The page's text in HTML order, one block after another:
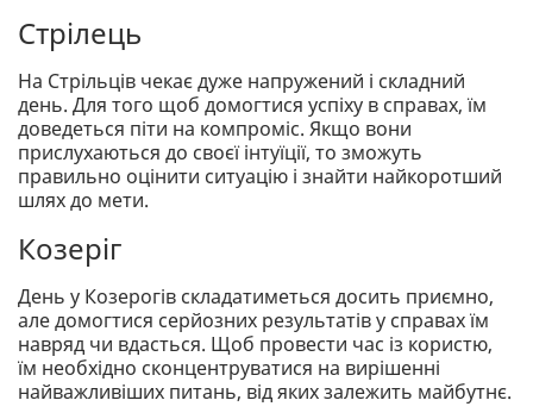
Стрілець
На Стрільців чекає дуже напружений і складний
день. Для того щоб домогтися успіху в справах, їм
доведеться піти на компроміс. Якщо вони
прислухаються до своєї інтуїції, то зможуть
правильно оцінити ситуацію і знайти найкоротший
шлях до мети.
Козеріг
День у Козерогів складатиметься досить приємно,
але домогтися серйозних результатів у справах їм
навряд чи вдасться. Щоб провести час із користю,
їм необхідно сконцентруватися на вирішенні
найважливіших питань, від яких залежить майбутнє.